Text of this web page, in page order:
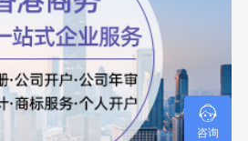
咨询